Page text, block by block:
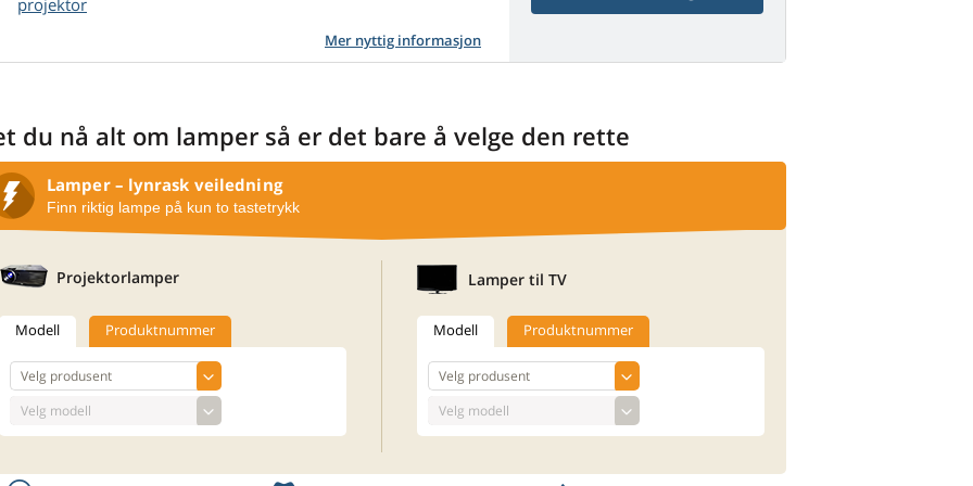
projektor
Mer nyttig informasjon
du nå alt om lamper så er det bare å velge den rette
Lamper – lynrask veiledning
Finn riktig lampe på kun to tastetrykk
Projektorlamper
Modell Produktnummer
Lamper til TV
Modell Produktnummer